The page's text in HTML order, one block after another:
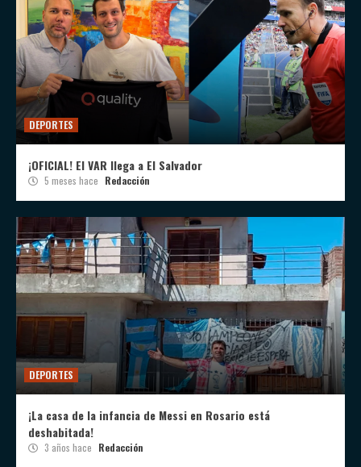
DEPORTES
¡OFICIAL! El VAR llega a El Salvador
5 meses hace Redacción
DEPORTES
¡La casa de la infancia de Messi en Rosario está
deshabitada!
3 años hace Redacción